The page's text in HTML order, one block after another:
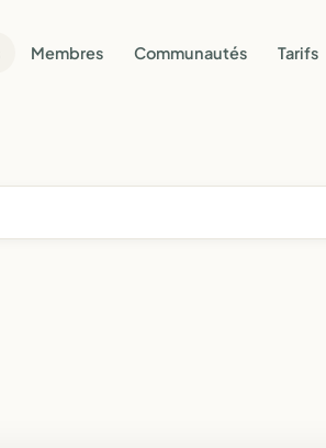
Membres Communautés Tarifs